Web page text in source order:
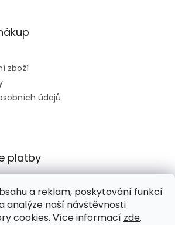
a reklam, poskytování funkcí
analýze naší návštěvnosti
cookies. Více informací zde.
zboží
údajů
platby